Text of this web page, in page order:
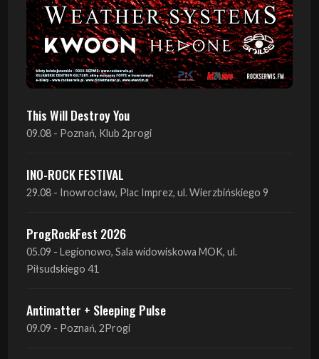
This Will Destroy You
09.08 - Poznań, Klub 2progi
INO-ROCK FESTIVAL
29.08 - Inowrocław, Plac Imprez, ul. Wierzbińskiego 9
ProgRockFest 2026
05.09 - Legionowo, Sala widowiskowa MOK, ul.
Piłsudskiego 41
Antimatter + Sleeping Pulse
09.09 - Poznań, 2Progi